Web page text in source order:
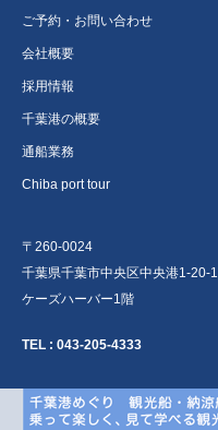
ご予約・お問い合わせ
会社概要
採用情報
千葉港の概要
通船業務
Chiba port tour
〒260-0024
千葉県千葉市中央区中央港1-20-1
ケーズハーバー1階
TEL : 043-205-4333